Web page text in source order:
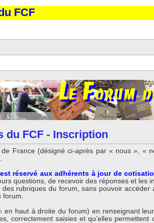
FCF
du FCF - Inscription
France (désigné ci-après par « nous », «
réservé aux adhérents à jour de
questions, de recevoir des réponses et les
rubriques du forum, sans pouvoir
en haut à droite du forum) en renseignant
correctement saisies et qu’elles